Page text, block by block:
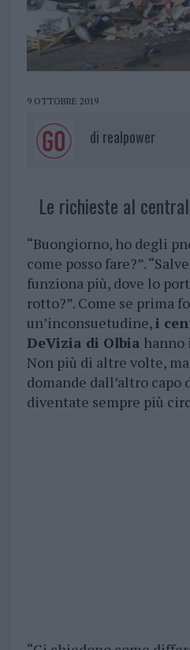
9 OTTOBRE 2019
di realpower
Le richieste al
“Buongiorno, ho degli
come posso fare?”.
funziona più, dove lo
rotto?”. Come se prima
un’inconsuetudine,i
DeVizia di Olbia hanno
Non più di altre volte,
domande dall’altro
diventate sempre più